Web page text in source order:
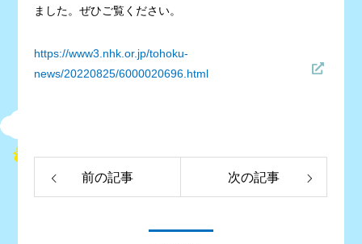
ました。ぜひご覧ください。
https://www3.nhk.or.jp/tohoku-
news/20220825/6000020696.html
前の記事 次の記事